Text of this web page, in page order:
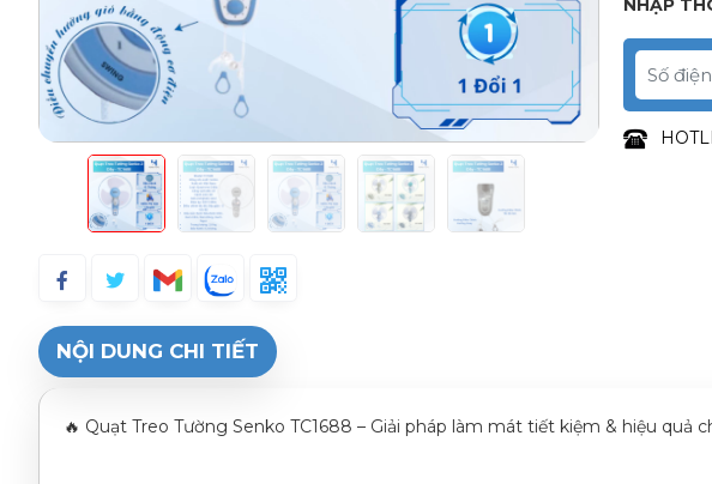
NHẬP
NỘI DUNG CHI TIẾT
🔥 Quạt Treo Tường Senko TC1688 – Giải pháp làm mát tiết kiệm & hiệu quả